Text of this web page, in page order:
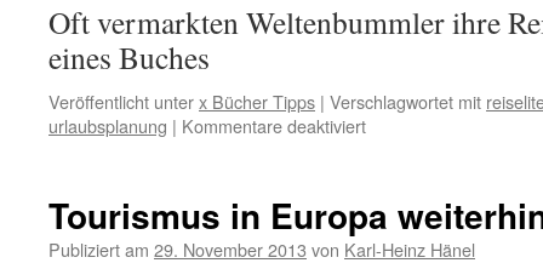
Oft vermarkten Weltenbummler ihre
eines Buches
Veröffentlicht unterx Bücher Tipps | Verschlagwortet mit
urlaubsplanung | Kommentare deaktiviertfür
eine
Reise
Tourismus in Europa
Publiziert am 29. November 2013 von Karl-Heinz Hänel